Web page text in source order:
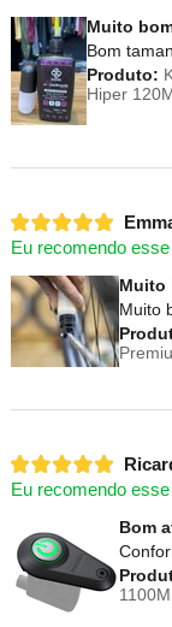
Muito
Bom
Produto:
Hiper
Eu recomendo
Muito
Muito
Eu recomendo
Bom